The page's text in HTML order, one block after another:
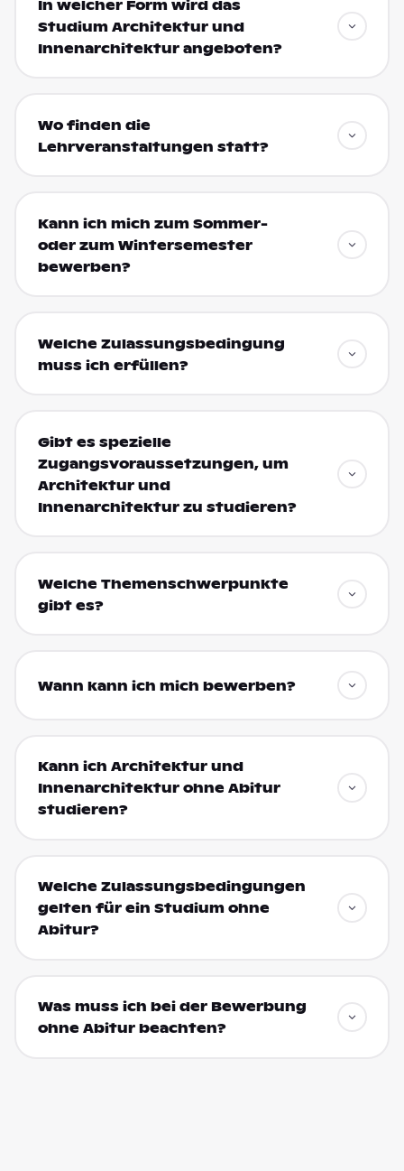
In welcher Form wird das
Studium Architektur und
Innenarchitektur angeboten?
Wo finden die
Lehrveranstaltungen statt?
Kann ich mich zum Sommer-
oder zum Wintersemester
bewerben?
Welche Zulassungsbedingung
muss ich erfüllen?
Gibt es spezielle
Zugangsvoraussetzungen, um
Architektur und
Innenarchitektur zu studieren?
Welche Themenschwerpunkte
gibt es?
Wann kann ich mich bewerben?
Kann ich Architektur und
Innenarchitektur ohne Abitur
studieren?
Welche Zulassungsbedingungen
gelten für ein Studium ohne
Abitur?
Was muss ich bei der Bewerbung
ohne Abitur beachten?